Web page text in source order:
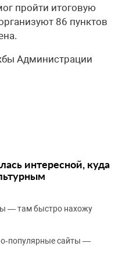
пройти итоговую
86 пунктов
Администрации
интересной, куда
— там быстро нахожу
сайты —